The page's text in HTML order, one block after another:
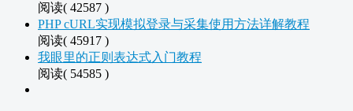
阅读( 42587 )
PHP cURL实现模拟登录与采集使用方法详解教程
阅读( 45917 )
我眼里的正则表达式入门教程
阅读( 54585 )